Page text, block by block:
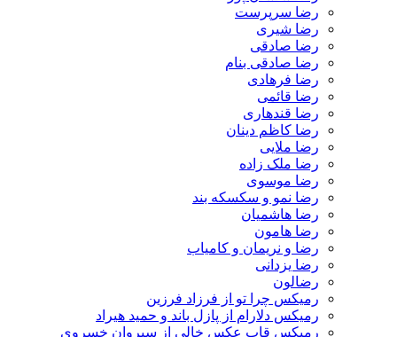
رضا سرپرست
رضا شیری
رضا صادقی
رضا صادقی بنام
رضا فرهادی
رضا قائمی
رضا قندهاری
رضا کاظم دینان
رضا ملایی
رضا ملک زاده
رضا موسوی
رضا نمو و سکسکه بند
رضا هاشمیان
رضا هامون
رضا و نریمان و کامیاب
رضا یزدانی
رضالون
رمیکس چرا تو از فرزاد فرزین
رمیکس دلارام از پازل باند و حمید هیراد
رمیکس قاب عکس خالی از سیروان خسروی